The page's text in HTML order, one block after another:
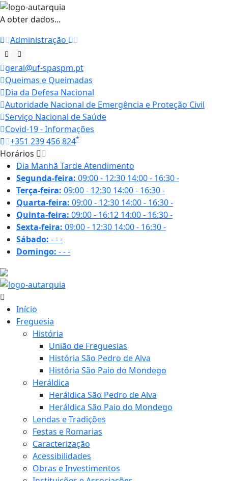
A obter dados...
Administração
geral@uf-spaspm.pt
Queimas e Queimadas
Dia da Defesa Nacional
Autoridade Nacional de Emergência e Proteção Civil
Serviço Nacional de Saúde
Covid-19 - Informações
+351 239 456 824*
Horários
Dia Manhã TardeAtendimento
Segunda-feira: 09:00 - 12:30 14:00 - 16:30-
Terça-feira: 09:00 - 12:30 14:00 - 16:30-
Quarta-feira: 09:00 - 12:30 14:00 - 16:30-
Quinta-feira: 09:00 - 16:12 14:00 - 16:30-
Sexta-feira: 09:00 - 12:30 14:00 - 16:30-
Sábado: ---
Domingo: ---
Início
Freguesia
História
União de Freguesias
História São Pedro de Alva
História São Paio do Mondego
Heráldica
Heráldica São Pedro de Alva
Heráldica São Paio do Mondego
Lendas e Tradições
Festas e Romarias
Caracterização
Acessibilidades
Obras e Investimentos